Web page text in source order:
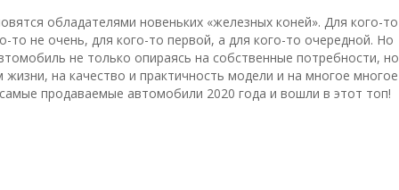
обладателями новеньких «железных коней». Для кого-то
то не очень, для кого-то первой, а для кого-то очередной. Но
не только опираясь на собственные потребности, но
на качество и практичность модели и на многое многое
продаваемые автомобили 2020 года и вошли в этот топ!